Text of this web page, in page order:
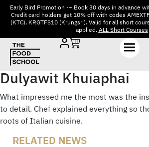
Early Bird Promotion -– Book 30 days in advance
Credit card holders get 10% off with codes
(KTC), KRGTFS10 (Krungsri). Valid for all short
applied.ALL Short Courses
Dulyawit Khuiaphai
What impressed me the most was the
to detail. Chef explained everything so
roots of Italian cuisine.
RELATED NEWS